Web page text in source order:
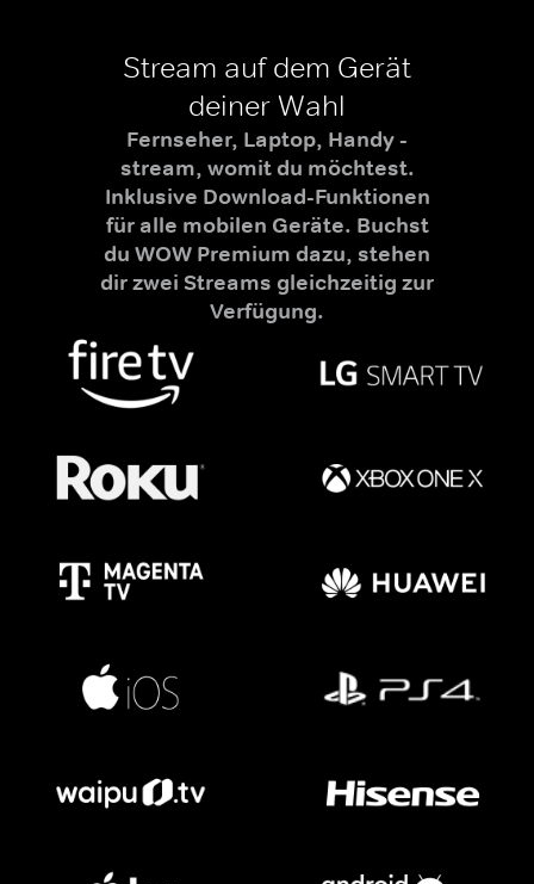
Stream auf dem Gerät
deiner Wahl
Fernseher, Laptop, Handy -
stream, womit du möchtest.
Inklusive Download-Funktionen
für alle mobilen Geräte. Buchst
du WOW Premium dazu, stehen
dir zwei Streams gleichzeitig zur
Verfügung.